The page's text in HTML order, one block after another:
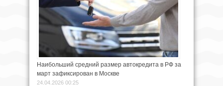
Наибольший средний размер автокредита в РФ за
март зафиксирован в Москве
24.04.2026 00:25